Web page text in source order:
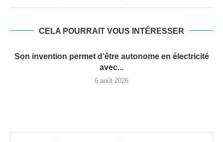
CELA POURRAIT VOUS INTÉRESSER
Son invention permet d’être autonome en électricité
avec...
6 août 2026